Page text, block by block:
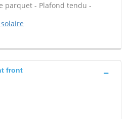
parquet - Plafond tendu -
front